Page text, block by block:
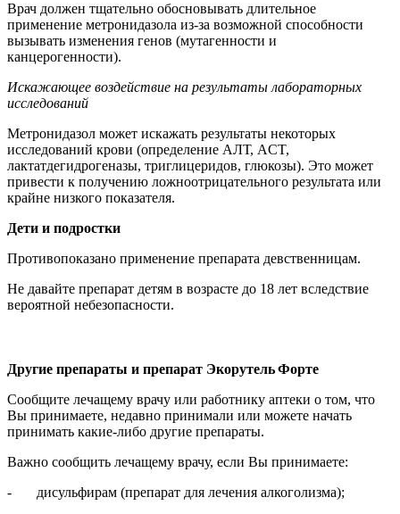
Врач должен тщательно обосновывать длительное
применение метронидазола из-за возможной способности
вызывать изменения генов (мутагенности и
канцерогенности).
Искажающее воздействие на результаты лабораторных
исследований
Метронидазол может искажать результаты некоторых
исследований крови (определение АЛТ, ACT,
лактатдегидрогеназы, триглицеридов, глюкозы). Это может
привести к получению ложноотрицательного результата или
крайне низкого показателя.
Дети и подростки
Противопоказано применение препарата девственницам.
Не давайте препарат детям в возрасте до 18 лет вследствие
вероятной небезопасности.
Другие препараты и препарат ЭкорутельФорте
Сообщите лечащему врачу или работнику аптеки о том, что
Вы принимаете, недавно принимали или можете начать
принимать какие-либо другие препараты.
Важно сообщить лечащему врачу, если Вы принимаете:
- дисульфирам (препарат для лечения алкоголизма);